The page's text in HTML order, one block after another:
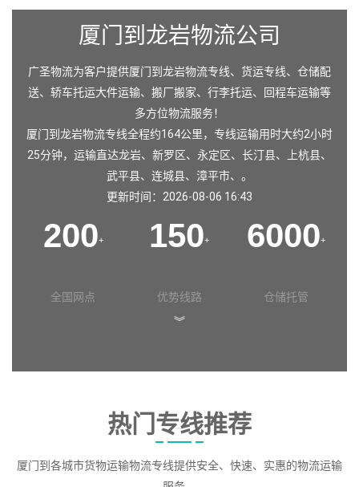
厦门到龙岩物流公司
广圣物流为客户提供厦门到龙岩物流专线、货运专线、仓储配
送、轿车托运大件运输、搬厂搬家、行李托运、回程车运输等
多方位物流服务！
厦门到龙岩物流专线全程约164公里，专线运输用时大约2小时
25分钟，运输直达龙岩、 新罗区、 永定区、 长汀县、 上杭县、
武平县、 连城县、 漳平市、。
更新时间：2026-08-06 16:43
200+
全国网点
150+
优势线路
6000+
仓储托管
︾
热门专线推荐
厦门到各城市货物运输物流专线提供安全、快速、实惠的物流运输